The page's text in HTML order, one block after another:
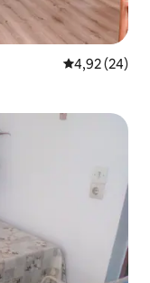
4,92 av 5 i
4,92 (24)